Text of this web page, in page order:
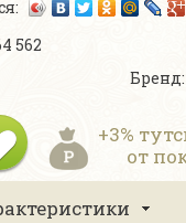
562
Бренд:
+3%
от